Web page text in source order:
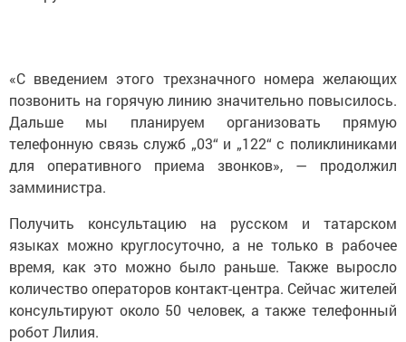
«С введением этого трехзначного номера желающих
позвонить на горячую линию значительно повысилось.
Дальше мы планируем организовать прямую
телефонную связь служб „03“ и „122“ с поликлиниками
для оперативного приема звонков», — продолжил
замминистра.
Получить консультацию на русском и татарском
языках можно круглосуточно, а не только в рабочее
время, как это можно было раньше. Также выросло
количество операторов контакт-центра. Сейчас жителей
консультируют около 50 человек, а также телефонный
робот Лилия.